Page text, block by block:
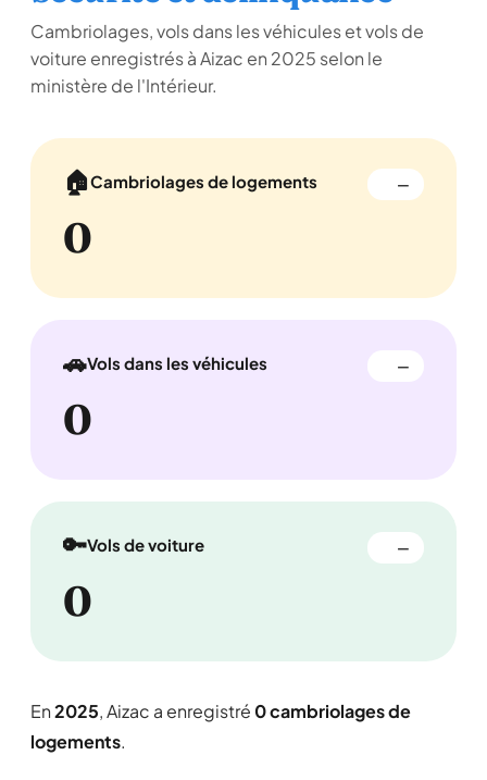
Cambriolages, vols dans les véhicules et vols de
voiture enregistrés à Aizac en 2025 selon le
ministère de l'Intérieur.
🏠Cambriolages de logements —
0
🚗Vols dans les véhicules —
0
🔑Vols de voiture —
0
En2025, Aizac a enregistré 0 cambriolages de
logements.